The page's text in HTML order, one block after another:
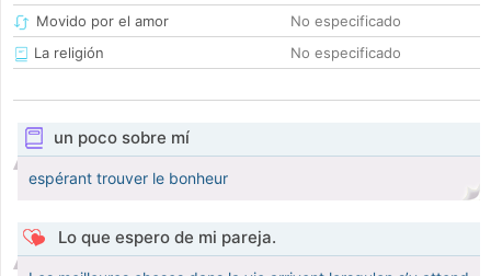
Movido por el amor
No especificado
La religión
No especificado
un poco sobre mí
espérant trouver le bonheur
Lo que espero de mi pareja.